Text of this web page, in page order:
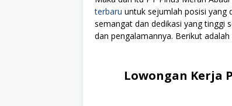
terbaru untuk sejumlah posisi yang
semangat dan dedikasi yang tinggi
dan pengalamannya. Berikut
Lowongan Kerja